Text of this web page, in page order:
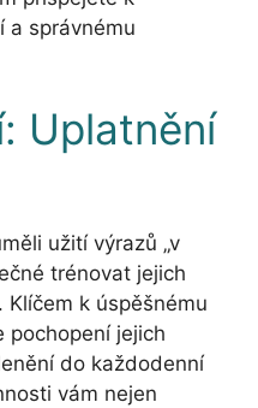
a správnému
Uplatnění
užití výrazů „v
trénovat jejich
k úspěšnému
pochopení jejich
do každodenní
vám nejen